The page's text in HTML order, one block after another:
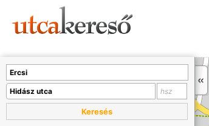
Keresés
A térképet kicsinyíteni kell, hogy látszódjanak a boltok.
Boltok látszódjanak >>